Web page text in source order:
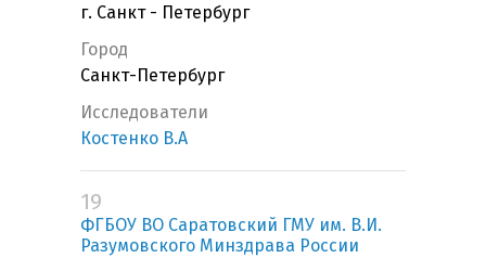
г. Санкт - Петербург
Город
Санкт-Петербург
Исследователи
Костенко В.А
19
ФГБОУ ВО Саратовский ГМУ им. В.И.
Разумовского Минздрава России